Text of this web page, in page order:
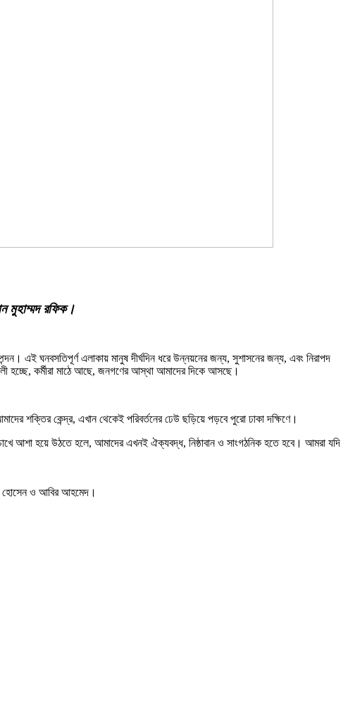
মুহাম্মদ রফিক।
এই ঘনবসতিপূর্ণ এলাকায় মানুষ দীর্ঘদিন ধরে উন্নয়নের জন্য, সুশাসনের জন্য, এবং নিরাপদ
হচ্ছে, কর্মীরা মাঠে আছে, জনগণের আস্থা আমাদের দিকে আসছে।
শক্তির কেন্দ্র, এখান থেকেই পরিবর্তনের ঢেউ ছড়িয়ে পড়বে পুরো ঢাকা দক্ষিণে।
আশা হয়ে উঠতে হলে, আমাদের এখনই ঐক্যবদ্ধ, নিষ্ঠাবান ও সাংগঠনিক হতে হবে। আমরা যদি
হোসেন ও আবির আহমেদ।